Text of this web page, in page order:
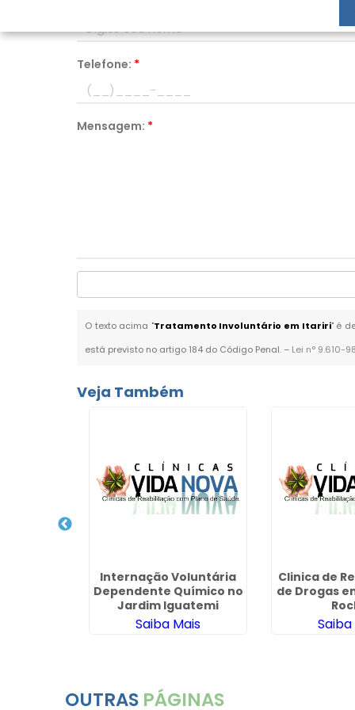
Telefone: *
Mensagem: *
O texto acima "Tratamento Involuntário em Itariri" é
está previsto no artigo 184 do Código Penal. – Lei n° 9.610-
Veja Também
Internação Voluntária
Dependente Químico no
Jardim Iguatemi
Saiba Mais
Clinica de
de Drogas
OUTRAS PÁGINAS